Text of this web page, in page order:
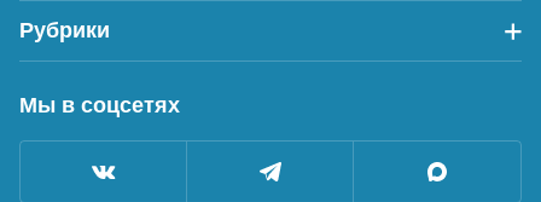
Рубрики
Мы в соцсетях